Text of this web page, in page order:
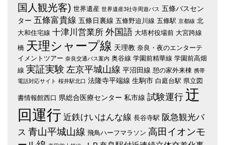
国人観光客) 世界遺産 世界遺産3社寺周遊バス 五條バスセン
ター 五條富貴線 五條日裏線 五條野迫川線 五條駅 京都線 北
大和住宅線 十津川営業所 外国語 大塔村役場前 大宮跨線
橋 天理シャープ線 天理教 奈良・夜のエンターテ
イメントツアー 奈良交通バス案内 奥谷線 学園前精華線 学園前高畑
線 実証実験 左京平城山線 平沼田線 憩の家外来棟 携帯
電話対応サイト 桜井駅北口 法隆寺平端線 生駒市 白庭台駅 県立図
書情報館西口 県総合医療センター 私市線 試験運行 迂
回運行 近鉄けいはんな線 長谷寺駅 阪急観光バ
ス 青山平城山線 飛鳥ハーフマラソン 高田イオンモ